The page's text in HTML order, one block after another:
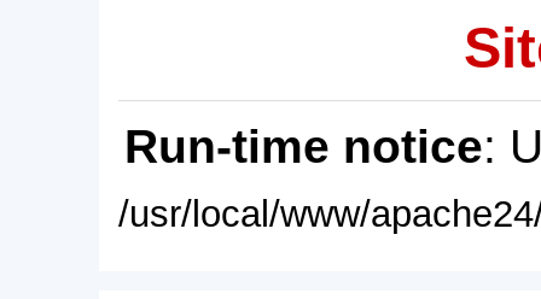
Run-time notice:
/usr/local/www/